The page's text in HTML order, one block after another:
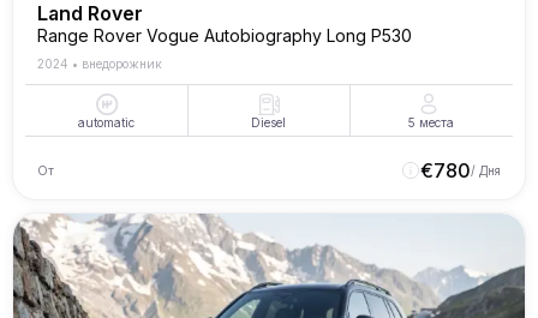
Land Rover
Range Rover Vogue Autobiography Long P530
2024 • внедорожник
automatic Diesel 5 места
От €780/ Дня